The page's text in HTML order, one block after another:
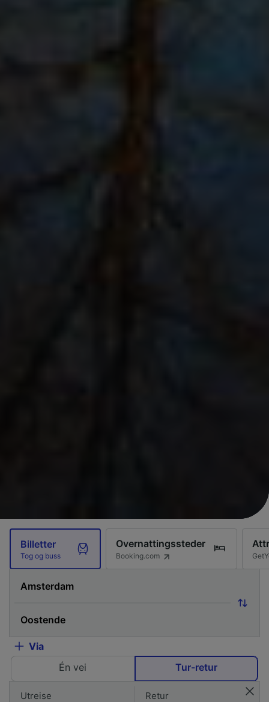
Billetter
Tog og buss
Overnattingssteder
Booking.com
Via
Én vei
Tur-retur
Utreise Retur